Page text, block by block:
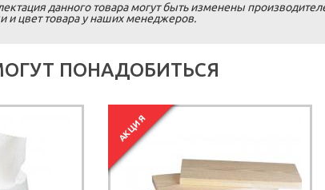
данного товара могут быть изменены
и цвет товара у наших менеджеров.
ПОНАДОБИТЬСЯ
АКЦИЯ